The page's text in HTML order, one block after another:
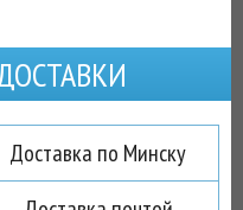
Доставка по Минску